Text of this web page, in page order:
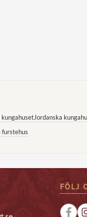
Jordanska
furstehus
FÖLJ